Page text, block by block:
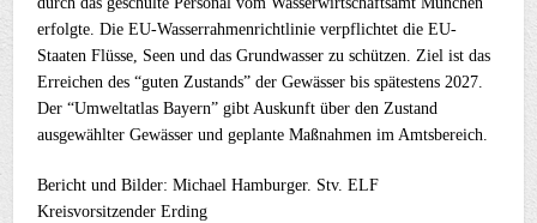
erfolgte. Die EU-Wasserrahmenrichtlinie verpflichtet die EU-
Staaten Flüsse, Seen und das Grundwasser zu schützen. Ziel ist das
Erreichen des “guten Zustands” der Gewässer bis spätestens 2027.
Der “Umweltatlas Bayern” gibt Auskunft über den Zustand
ausgewählter Gewässer und geplante Maßnahmen im Amtsbereich.
Bericht und Bilder: Michael Hamburger. Stv. ELF
Kreisvorsitzender Erding